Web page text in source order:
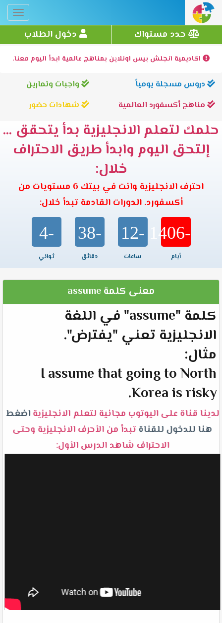
حدد مستواك دخول الطلاب
اكاديمية انجلش بيس اونلاين بمناهج عالمية ابدأ اليوم معنا.
دروس مسجلة يومياً
واجبات وتمارين
مناهج أكسفورد العالمية
شهادات حضور
حلمك لتعلم الانجليزية بدأ يتحقق ...
إلتحق اليوم وابدأ طريق الاحتراف
خلال:
احترف الانجليزية وانت في بيتك 6 مستويات من
أكسفورد. الدورات القادمة تبدأ خلال:
-1406
أيام
-12
ساعات
-38
دقائق
-4
ثواني
معنى كلمة assume
كلمة "assume" في اللغة
الانجليزية تعني "يفترض".
مثال:
I assume that going to North
Korea is risky.
لدينا قناة على اليوتوب مجانية لتعلم الانجليزيةاضغط
هنا للدخول للقناة تبدأ من الأحرف الانجليزية وحتى
الاحتراف شاهد الدرس الأول: